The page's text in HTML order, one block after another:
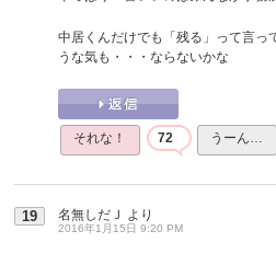
中居くんだけでも「残る」って言っ
うな気も・・・ならないかな
それな！ 72 うーん…
19 名無しだＪ より
2016年1月15日 9:20 PM